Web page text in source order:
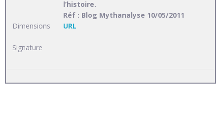
Dimensions
Signature
l’histoire.
Réf : Blog Mythanalyse 10/05/2011
URL